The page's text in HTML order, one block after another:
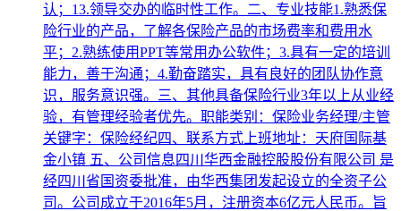
认；13.领导交办的临时性工作。二、专业技能1.熟悉保
险行业的产品，了解各保险产品的市场费率和费用水
平；2.熟练使用PPT等常用办公软件；3.具有一定的培训
能力，善于沟通；4.勤奋踏实，具有良好的团队协作意
识，服务意识强。三、其他具备保险行业3年以上从业经
验，有管理经验者优先。职能类别：保险业务经理/主管
关键字：保险经纪四、联系方式上班地址：天府国际基
金小镇 五、公司信息四川华西金融控股股份有限公司 是
经四川省国资委批准，由华西集团发起设立的全资子公
司。公司成立于2016年5月，注册资本6亿元人民币。旨